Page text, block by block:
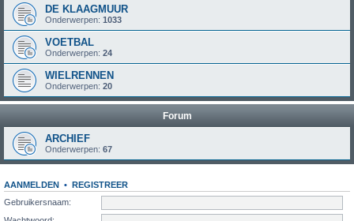
DE KLAAGMUUR
Onderwerpen: 1033
VOETBAL
Onderwerpen: 24
WIELRENNEN
Onderwerpen: 20
Forum
ARCHIEF
Onderwerpen: 67
AANMELDEN • REGISTREER
Gebruikersnaam: